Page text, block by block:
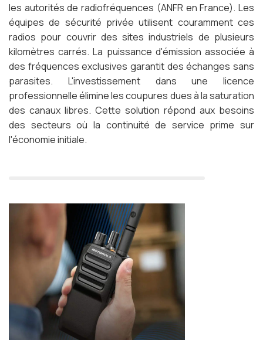
les autorités de radiofréquences (ANFR en France). Les
équipes de sécurité privée utilisent couramment ces
radios pour couvrir des sites industriels de plusieurs
kilomètres carrés. La puissance d'émission associée à
des fréquences exclusives garantit des échanges sans
parasites. L'investissement dans une licence
professionnelle élimine les coupures dues à la saturation
des canaux libres. Cette solution répond aux besoins
des secteurs où la continuité de service prime sur
l'économie initiale.